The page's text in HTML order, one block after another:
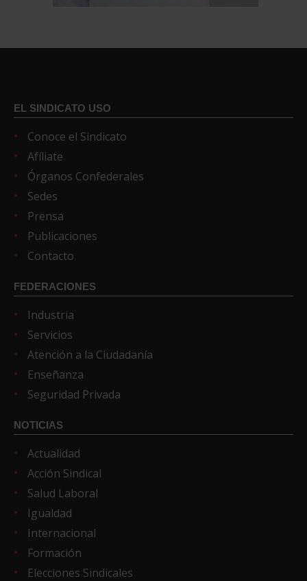
EL SINDICATO USO
Conoce el Sindicato
Afíliate
Órganos Confederales
Sedes
Prensa
Publicaciones
Contacto
FEDERACIONES
Industria
Servicios
Atención a la Ciudadanía
Enseñanza
Seguridad Privada
NOTICIAS
Actualidad
Acción Sindical
Salud Laboral
Igualdad
Internacional
Formación
Elecciones Sindicales